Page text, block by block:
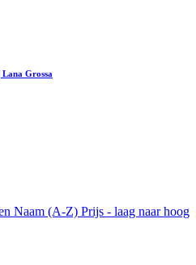
Grossa
Naam (A-Z) Prijs - laag naar hoog